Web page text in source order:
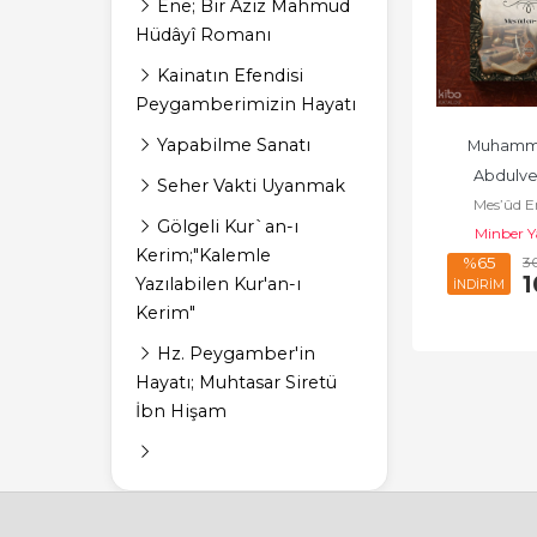
Ene; Bir Aziz Mahmud
Hüdâyî Romanı
Kainatın Efendisi
Peygamberimizin Hayatı
Yapabilme Sanatı
Seher Vakti Uyanmak
Gölgeli Kur`an-ı
Kerim;"Kalemle
Yazılabilen Kur'an-ı
Kerim"
Hz. Peygamber'in
Hayatı; Muhtasar Siretü
İbn Hişam
Uğramış
Mes’ûd
Minber
%65
İNDİRİM